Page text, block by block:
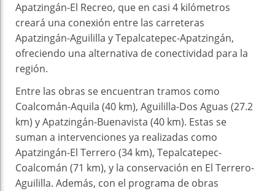
Apatzingán-El Recreo, que en casi 4 kilómetros
creará una conexión entre las carreteras
Apatzingán-Aguililla y Tepalcatepec-Apatzingán,
ofreciendo una alternativa de conectividad para la
región.
Entre las obras se encuentran tramos como
Coalcomán-Aquila (40 km), Aguililla-Dos Aguas (27.2
km) y Apatzingán-Buenavista (40 km). Estas se
suman a intervenciones ya realizadas como
Apatzingán-El Terrero (34 km), Tepalcatepec-
Coalcomán (71 km), y la conservación en El Terrero-
Aguililla. Además, con el programa de obras